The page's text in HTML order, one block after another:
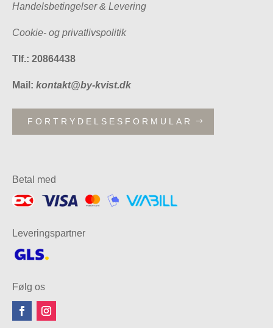
Handelsbetingelser & Levering
Cookie- og privatlivspolitik
Tlf.: 20864438
Mail: kontakt@by-kvist.dk
FORTRYDELSESFORMULAR
Betal med
Leveringspartner
Følg os